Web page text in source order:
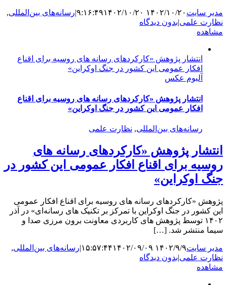
مدیر سایت ۱۴۰۲/۱۰/۲۰ ۹:۱۶:۴۹ ۱۴۰۲/۱۰/۲۰ |رسانه‌های بین‌المللی,
نظارت علمی|بدون دیدگاه
مشاهده
انتشار پژوهش «کارکردهای رسانه های روسیه برای اقناع
افکار عمومی این کشور در جنگ اوکراین»
آلبوم عکس
انتشار پژوهش «کارکردهای رسانه های روسیه برای اقناع
افکار عمومی این کشور در جنگ اوکراین»
رسانه‌های بین‌المللی, نظارت علمی
انتشار پژوهش «کارکردهای رسانه های
روسیه برای اقناع افکار عمومی این کشور در
جنگ اوکراین»
پژوهش «کارکردهای رسانه های روسیه برای اقناع افکار عمومی
این کشور در جنگ اوکراین با تمرکز بر تکنیک های رسانه‌ای» در آذر
۱۴۰۲ توسط پژوهش های کاربردی معاونت برون مرزی صدا و
سیما منتشر شد. […]
مدیر سایت۱۴۰۲/۹/۹ ۱۵:۵۷:۴۴ ۱۴۰۲/۰۹/۰۹ |رسانه‌های بین‌المللی,
نظارت علمی|بدون دیدگاه
مشاهده